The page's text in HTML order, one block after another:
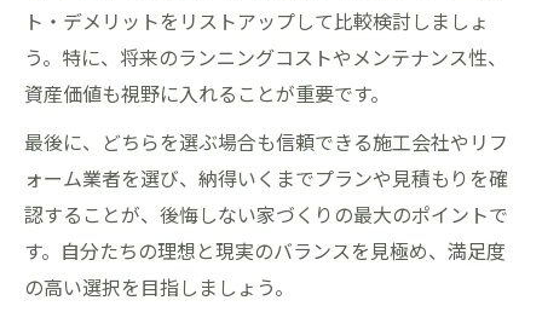
ト・デメリットをリストアップして比較検討しましょ
う。特に、将来のランニングコストやメンテナンス性、
資産価値も視野に入れることが重要です。
最後に、どちらを選ぶ場合も信頼できる施工会社やリフ
ォーム業者を選び、納得いくまでプランや見積もりを確
認することが、後悔しない家づくりの最大のポイントで
す。自分たちの理想と現実のバランスを見極め、満足度
の高い選択を目指しましょう。